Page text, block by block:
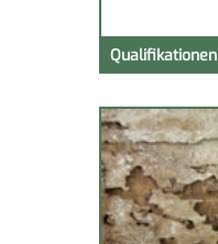
Qualifikationen